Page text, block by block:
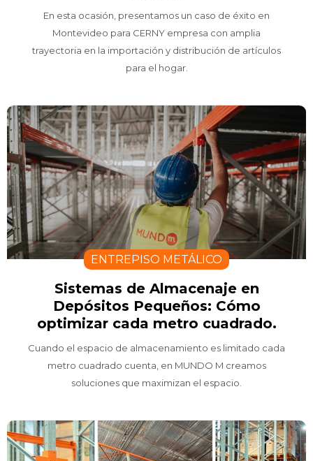
En esta ocasión, presentamos un caso de éxito en
Montevideo para CERNY empresa con amplia
trayectoria en la importación y distribución de artículos
para el hogar.
ENTREPISO METÁLICO
Sistemas de Almacenaje en
Depósitos Pequeños: Cómo
optimizar cada metro cuadrado.
Cuando el espacio de almacenamiento es limitado cada
metro cuadrado cuenta, en MUNDO M creamos
soluciones que maximizan el espacio.